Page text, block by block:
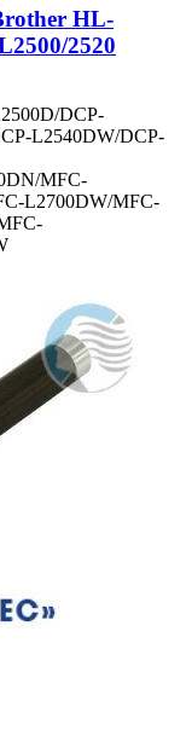
HL-
2520
DCP-
L2540DW/DCP-
MFC-
L2700DW/MFC-